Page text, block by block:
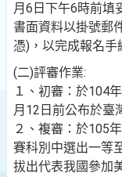
月6日下午6時前填
書面資料以掛號郵
憑)，以完成報名手
(二)評審作業:
１、初審：於104
月12日前公布於臺
２、複審：於105
賽科別中選出一等
拔出代表我國參加